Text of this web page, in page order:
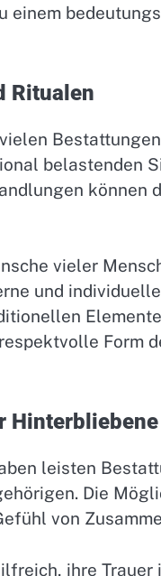
einem
Ritualen
belastenden
können
vieler
und
Form
Hinterbliebene
leisten
Die
von
ihre Trauer